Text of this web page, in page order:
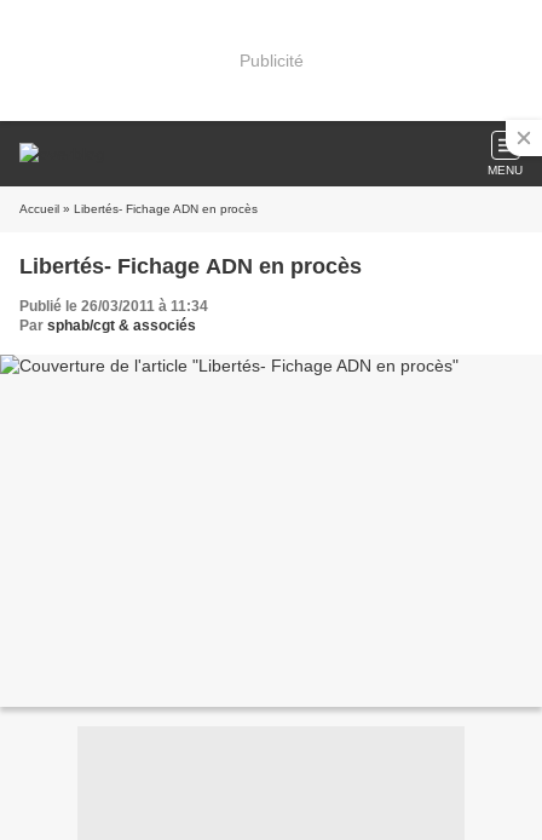
Publicité
MENU
Accueil » Libertés- Fichage ADN en procès
Libertés- Fichage ADN en procès
Publié le 26/03/2011 à 11:34
Par sphab/cgt & associés